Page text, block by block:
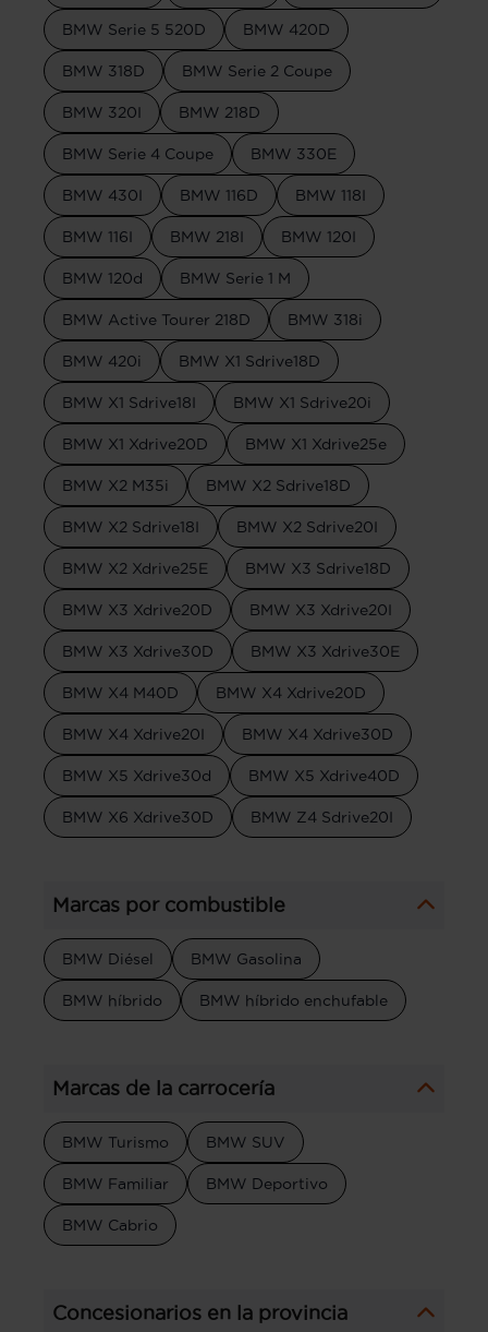
BMW Serie 5 520D BMW 420D
BMW 318D BMW Serie 2 Coupe
BMW 320I BMW 218D
BMW Serie 4 Coupe BMW 330E
BMW 430I BMW 116D BMW 118I
BMW 116I BMW 218I BMW 120I
BMW 120d BMW Serie 1 M
BMW Active Tourer 218D BMW 318i
BMW 420i BMW X1 Sdrive18D
BMW X1 Sdrive18I BMW X1 Sdrive20i
BMW X1 Xdrive20D BMW X1 Xdrive25e
BMW X2 M35i BMW X2 Sdrive18D
BMW X2 Sdrive18I BMW X2 Sdrive20I
BMW X2 Xdrive25E BMW X3 Sdrive18D
BMW X3 Xdrive20D BMW X3 Xdrive20I
BMW X3 Xdrive30D BMW X3 Xdrive30E
BMW X4 M40D BMW X4 Xdrive20D
BMW X4 Xdrive20I BMW X4 Xdrive30D
BMW X5 Xdrive30d BMW X5 Xdrive40D
BMW X6 Xdrive30D BMW Z4 Sdrive20I
Marcas por combustible
BMW Diésel BMW Gasolina
BMW híbrido BMW híbrido enchufable
Marcas de la carrocería
BMW Turismo BMW SUV
BMW Familiar BMW Deportivo
BMW Cabrio
Concesionarios en la provincia